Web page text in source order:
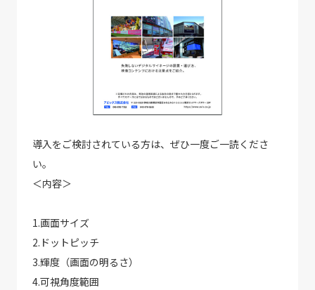
導入をご検討されている方は、ぜひ一度ご一読くださ
い。
＜内容＞
1.画面サイズ
2.ドットピッチ
3.輝度（画面の明るさ）
4.可視角度範囲